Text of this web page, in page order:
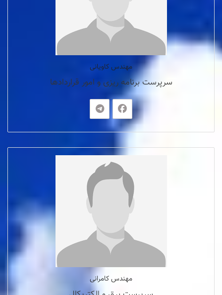
مهندس کاویانی
سرپرست برنامه ریزی و امور قراردادها
مهندس کامرانی